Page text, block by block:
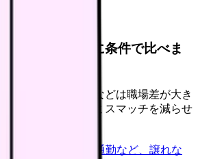
求人を見る前に条件で比べま
ニック・夜勤なしなどは職場差が大き
を先に整理するとミスマッチを減らせ
夜勤回数・残業・通勤など、譲れな